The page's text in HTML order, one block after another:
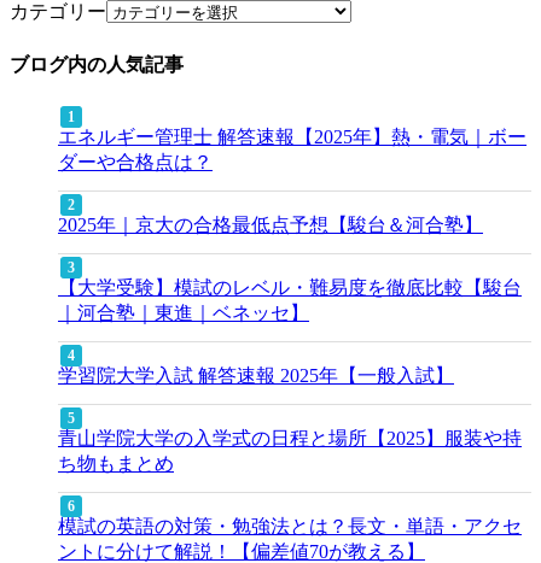
カテゴリー
ブログ内の人気記事
エネルギー管理士 解答速報【2025年】熱・電気｜ボー
ダーや合格点は？
2025年｜京大の合格最低点予想【駿台＆河合塾】
【大学受験】模試のレベル・難易度を徹底比較【駿台
｜河合塾｜東進｜ベネッセ】
学習院大学入試 解答速報 2025年【一般入試】
青山学院大学の入学式の日程と場所【2025】服装や持
ち物もまとめ
模試の英語の対策・勉強法とは？長文・単語・アクセ
ントに分けて解説！【偏差値70が教える】